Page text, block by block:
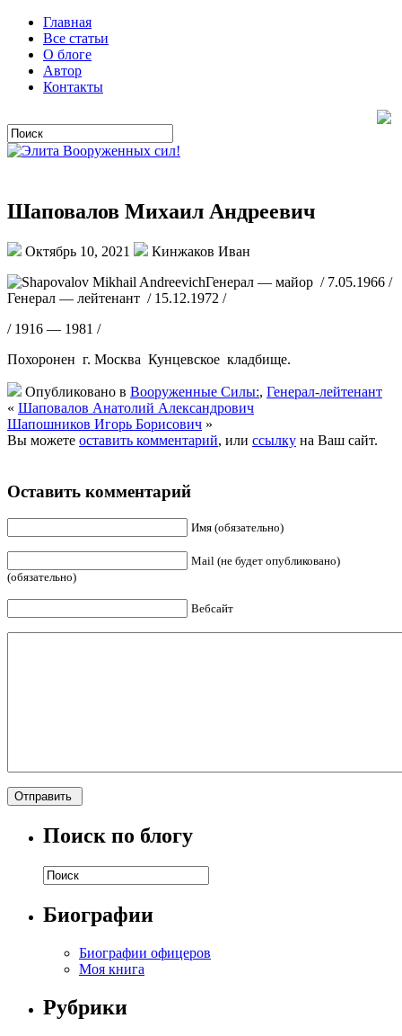
Главная
Все статьи
О блоге
Автор
Контакты
Шаповалов Михаил Андреевич
Октябрь 10, 2021
Кинжаков Иван
Генерал — майор / 7.05.1966 /
Генерал — лейтенант / 15.12.1972 /
/ 1916 — 1981 /
Похоронен г. Москва Кунцевское кладбище.
Опубликовано в Вооруженные Силы:, Генерал-лейтенант
« Шаповалов Анатолий Александрович
Шапошников Игорь Борисович »
Вы можете оставить комментарий, или ссылку на Ваш сайт.
Оставить комментарий
Имя (обязательно)
Mail (не будет опубликовано)
(обязательно)
Вебсайт
Поиск по блогу
Биографии
Биографии офицеров
Моя книга
Рубрики